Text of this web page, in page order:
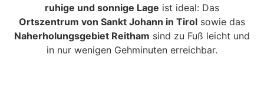
ruhige und sonnige Lage ist ideal: Das
Ortszentrum von Sankt Johann in Tirol sowie das
Naherholungsgebiet Reitham sind zu Fuß leicht und
in nur wenigen Gehminuten erreichbar.